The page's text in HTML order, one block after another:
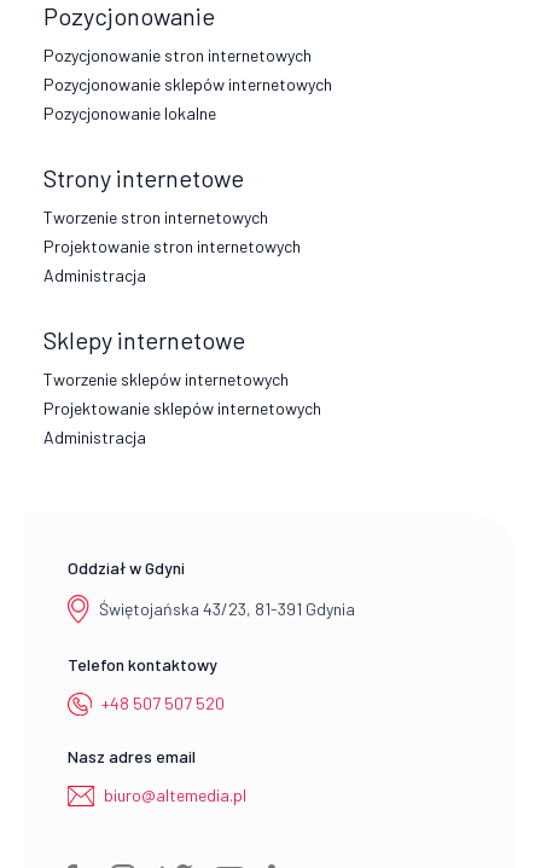
Pozycjonowanie
Pozycjonowanie stron internetowych
Pozycjonowanie sklepów internetowych
Pozycjonowanie lokalne
Strony internetowe
Tworzenie stron internetowych
Projektowanie stron internetowych
Administracja
Sklepy internetowe
Tworzenie sklepów internetowych
Projektowanie sklepów internetowych
Administracja
Oddział w Gdyni
Świętojańska 43/23, 81-391 Gdynia
Telefon kontaktowy
+48 507 507 520
Nasz adres email
biuro@altemedia.pl